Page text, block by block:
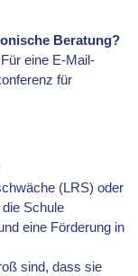
Beratung?
eine E-Mail-
für
(LRS) oder
Schule
eine Förderung in
sind, dass sie